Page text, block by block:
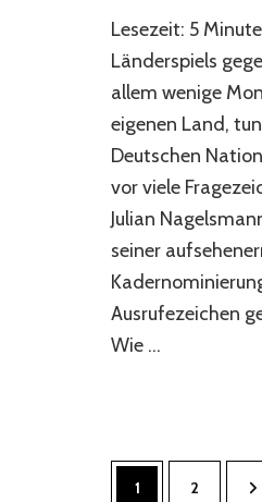
Lesezeit: 5
Länderspiels
allem wenige
eigenen Land,
Deutschen
vor viele
Julian
seiner
Ausrufezeichen
Wie …
Seite
1 Seite
2